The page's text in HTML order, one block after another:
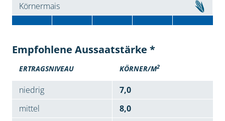
Körnermais
Empfohlene Aussaatstärke *
ERTRAGSNIVEAU KÖRNER/M2
niedrig
7,0
mittel
8,0